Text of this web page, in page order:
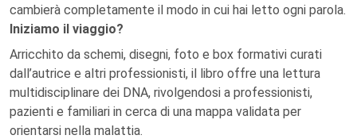
cambierà completamente il modo in cui hai letto ogni parola.
Iniziamo il viaggio?
Arricchito da schemi, disegni, foto e box formativi curati
dall’autrice e altri professionisti, il libro offre una lettura
multidisciplinare dei DNA, rivolgendosi a professionisti,
pazienti e familiari in cerca di una mappa validata per
orientarsi nella malattia.